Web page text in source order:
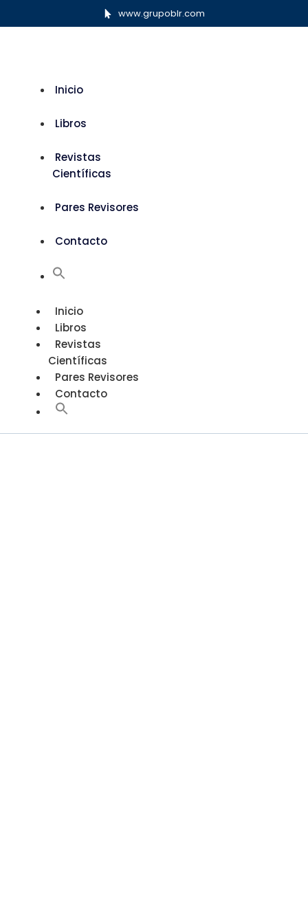
www.grupoblr.com
Inicio
Libros
Revistas
Científicas
Pares Revisores
Contacto
Inicio
Libros
Revistas
Científicas
Pares Revisores
Contacto